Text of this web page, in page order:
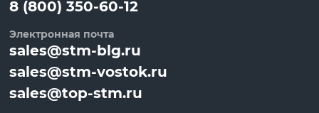
8 (800) 350-60-12
Электронная почта
sales@stm-blg.ru
sales@stm-vostok.ru
sales@top-stm.ru